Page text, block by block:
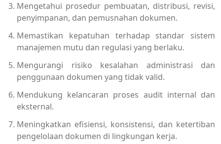
Mengetahui prosedur pembuatan, distribusi, revisi,
penyimpanan, dan pemusnahan dokumen.
Memastikan kepatuhan terhadap standar sistem
manajemen mutu dan regulasi yang berlaku.
Mengurangi risiko kesalahan administrasi dan
penggunaan dokumen yang tidak valid.
Mendukung kelancaran proses audit internal dan
eksternal.
Meningkatkan efisiensi, konsistensi, dan ketertiban
pengelolaan dokumen di lingkungan kerja.